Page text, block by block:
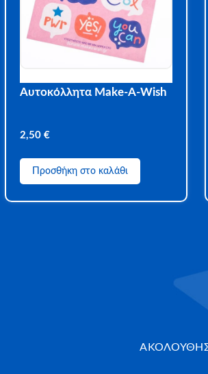
Αυτοκόλλητα Make-A-Wish
2,50€
Προσθήκη στο καλάθι